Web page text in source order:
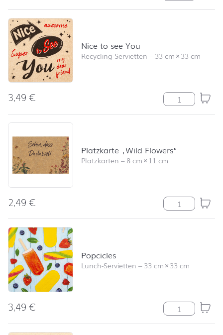
Nice to see You
Recycling-Servietten –33 cm×33 cm
3,49€ Nice to see
Platzkarte „Wild Flowers“
Platzkarten –8 cm× 11 cm
2,49€ Platzkarte
Popcicles
Lunch-Servietten –33 cm×33 cm
3,49€ Popcicles